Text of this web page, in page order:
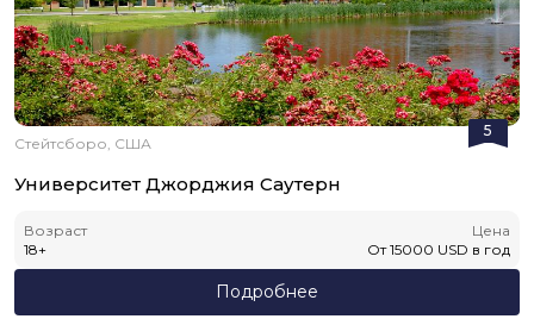
5
Стейтсборо, США
Университет Джорджия Саутерн
Возраст
18+
Цена
От 15000 USD в год
Подробнее